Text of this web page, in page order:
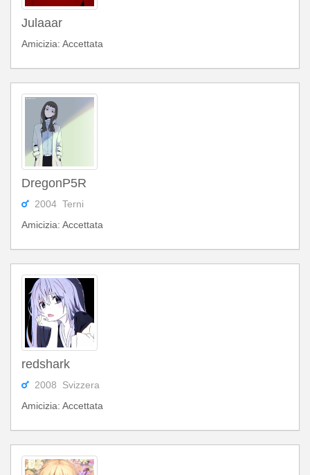
Julaaar
Amicizia: Accettata
DregonP5R
2004 Terni
Amicizia: Accettata
redshark
2008 Svizzera
Amicizia: Accettata